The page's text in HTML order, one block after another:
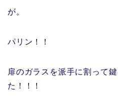
が。
パリン！！
扉のガラスを派手に割って
た！！！